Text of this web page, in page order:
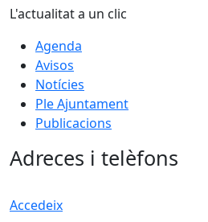
L'actualitat a un clic
Agenda
Avisos
Notícies
Ple Ajuntament
Publicacions
Adreces i telèfons
Accedeix